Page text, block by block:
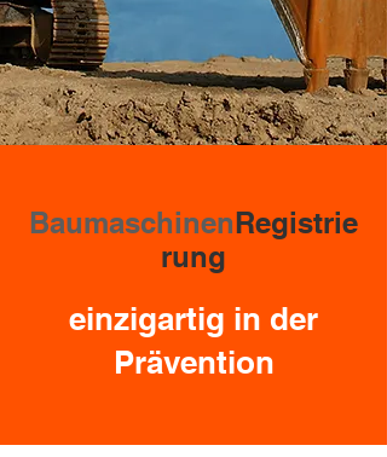
BaumaschinenRegistrie
rung
einzigartig in der
Prävention